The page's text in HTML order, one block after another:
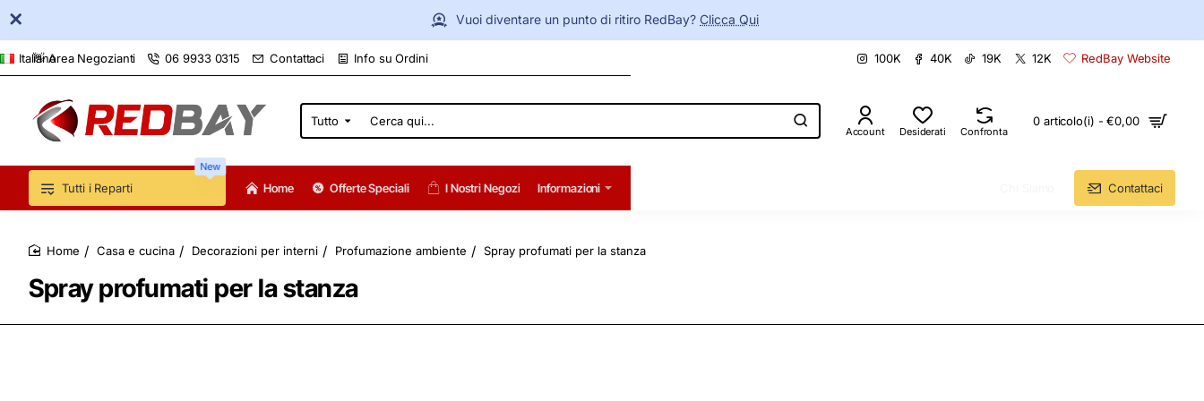
Vuoi diventare un punto di ritiro RedBay? Clicca Qui
👋 Area Negozianti 06 9933 0315 Contattaci Info su Ordini
Italiano 100K 40K 19K 12K RedBay Website
Tutto
Cerca
qui...
Account Desiderati Confronta
0 articolo(i) - €0,00
Tutti i Reparti
New
Home Offerte Speciali I Nostri Negozi Informazioni Contattaci
Spray profumati per la stanza
Casa e cucina Decorazioni per interni Profumazione ambiente Spray profumati per la stanza